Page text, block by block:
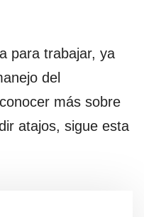
para trabajar, ya
del
más sobre
atajos, sigue esta